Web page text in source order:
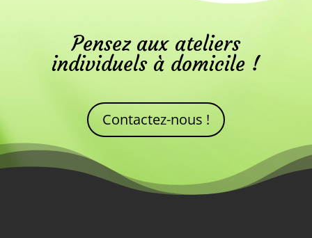
Pensez aux ateliers
individuels à domicile !
Contactez-nous !